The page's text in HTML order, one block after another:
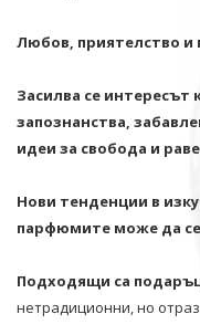
Любов, приятелство и
Засилва се интересът
запознанства,
идеи за свобода и
Нови тенденции в
парфюмите може да
Подходящи са
нетрадиционни, но